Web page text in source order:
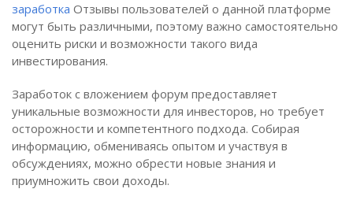
заработка Отзывы пользователей о данной платформе
могут быть различными, поэтому важно самостоятельно
оценить риски и возможности такого вида
инвестирования.
Заработок с вложением форум предоставляет
уникальные возможности для инвесторов, но требует
осторожности и компетентного подхода. Собирая
информацию, обмениваясь опытом и участвуя в
обсуждениях, можно обрести новые знания и
приумножить свои доходы.